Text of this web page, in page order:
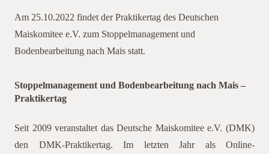
Am 25.10.2022 findet der Praktikertag des Deutschen
Maiskomitee e.V. zum Stoppelmanagement und
Bodenbearbeitung nach Mais statt.
Stoppelmanagement und Bodenbearbeitung nach Mais –
Praktikertag
Seit 2009 veranstaltet das Deutsche Maiskomitee e.V. (DMK)
den DMK-Praktikertag. Im letzten Jahr als Online-